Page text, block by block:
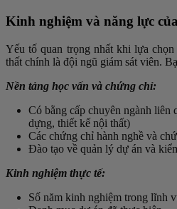
Kinh nghiệm và năng lực
Yếu tố quan trọng nhất khi lựa
thất chính là đội ngũ giám sát viên.
Nền tảng học vấn và chứng chỉ:
Có bằng cấp chuyên ngành liên
dựng, thiết kế nội thất)
Các chứng chỉ hành nghề và
Đào tạo về quản lý dự án và
Kinh nghiệm thực tế:
Số năm kinh nghiệm trong lĩnh